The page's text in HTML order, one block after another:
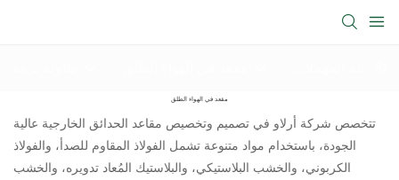
مقعد في الهواء الطلق
تتخصص شركة أرلاو في تصميم وتخصيص مقاعد الحدائق الخارجية عالية
الجودة، باستخدام مواد متنوعة تشمل الفولاذ المقاوم للصدأ، والفولاذ
الكربوني، والخشب البلاستيكي، والبلاستيك المُعاد تدويره، والخشب